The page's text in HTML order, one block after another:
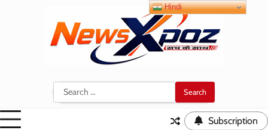
Search
for:
Subscription
Hindi